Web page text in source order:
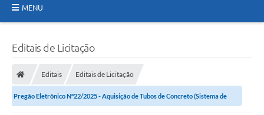
MENU
Secretarias
Editais de Licitação
Editais Editais de Licitação
Pregão Eletrônico Nº22/2025 - Aquisição de Tubos de Concreto (Sistema de